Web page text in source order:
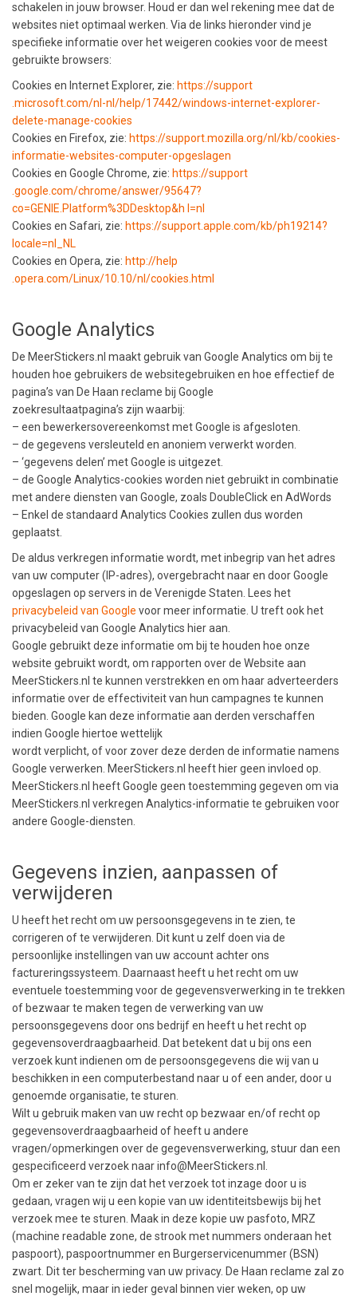
schakelen in jouw browser. Houd er dan wel rekening mee dat de
websites niet optimaal werken. Via de links hieronder vind je
specifieke informatie over het weigeren cookies voor de meest
gebruikte browsers:
Cookies en Internet Explorer, zie: https://support​
.microsoft.com/nl-nl/help/17442/windows-internet-explorer-
delete-manage-cookies
Cookies en Firefox, zie: https://support​.mozilla.org/nl/kb/cookies-
informatie-websites-computer-opgeslagen
Cookies en Google Chrome, zie: https://support​
.google.com/chrome/answer/95647?
co=GENIE.Platform%3DDesktop&h l=nl
Cookies en Safari, zie: https://support​.apple.com/kb/ph19214?
locale=nl_NL
Cookies en Opera, zie: http://help​
.opera.com/Linux/10.10/nl/cookies.html
Google Analytics
De MeerStickers.nl maakt gebruik van Google Analytics om bij te
houden hoe gebruikers de websitegebruiken en hoe effectief de
pagina’s van De Haan reclame bij Google
zoekresultaatpagina’s zijn waarbij:
– een bewerkersovereenkomst met Google is afgesloten.
– de gegevens versleuteld en anoniem verwerkt worden.
– ‘gegevens delen’ met Google is uitgezet.
– de Google Analytics-cookies worden niet gebruikt in combinatie
met andere diensten van Google, zoals DoubleClick en AdWords
– Enkel de standaard Analytics Cookies zullen dus worden
geplaatst.
De aldus verkregen informatie wordt, met inbegrip van het adres
van uw computer (IP-adres), overgebracht naar en door Google
opgeslagen op servers in de Verenigde Staten. Lees het
privacybeleid van Google voor meer informatie. U treft ook het
privacybeleid van Google Analytics hier aan.
Google gebruikt deze informatie om bij te houden hoe onze
website gebruikt wordt, om rapporten over de Website aan
MeerStickers.nl te kunnen verstrekken en om haar adverteerders
informatie over de effectiviteit van hun campagnes te kunnen
bieden. Google kan deze informatie aan derden verschaffen
indien Google hiertoe wettelijk
wordt verplicht, of voor zover deze derden de informatie namens
Google verwerken. MeerStickers.nl heeft hier geen invloed op.
MeerStickers.nl heeft Google geen toestemming gegeven om via
MeerStickers.nl verkregen Analytics-informatie te gebruiken voor
andere Google-diensten.
Gegevens inzien, aanpassen of
verwijderen
U heeft het recht om uw persoonsgegevens in te zien, te
corrigeren of te verwijderen. Dit kunt u zelf doen via de
persoonlijke instellingen van uw account achter ons
factureringssysteem. Daarnaast heeft u het recht om uw
eventuele toestemming voor de gegevensverwerking in te trekken
of bezwaar te maken tegen de verwerking van uw
persoonsgegevens door ons bedrijf en heeft u het recht op
gegevensoverdraagbaarheid. Dat betekent dat u bij ons een
verzoek kunt indienen om de persoonsgegevens die wij van u
beschikken in een computerbestand naar u of een ander, door u
genoemde organisatie, te sturen.
Wilt u gebruik maken van uw recht op bezwaar en/of recht op
gegevensoverdraagbaarheid of heeft u andere
vragen/opmerkingen over de gegevensverwerking, stuur dan een
gespecificeerd verzoek naar info@MeerStickers.nl.
Om er zeker van te zijn dat het verzoek tot inzage door u is
gedaan, vragen wij u een kopie van uw identiteitsbewijs bij het
verzoek mee te sturen. Maak in deze kopie uw pasfoto, MRZ
(machine readable zone, de strook met nummers onderaan het
paspoort), paspoortnummer en Burgerservicenummer (BSN)
zwart. Dit ter bescherming van uw privacy. De Haan reclame zal zo
snel mogelijk, maar in ieder geval binnen vier weken, op uw